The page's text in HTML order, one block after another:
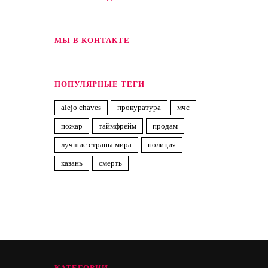
МЫ В КОНТАКТЕ
ПОПУЛЯРНЫЕ ТЕГИ
alejo chaves прокуратура мчс
пожар таймфрейм продам
лучшие страны мира полиция
казань смерть